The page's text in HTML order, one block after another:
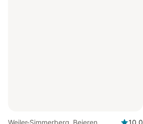
Weiler-Simmerberg, Beieren
10,0